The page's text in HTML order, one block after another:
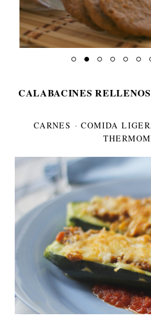
CALABACINES
CARNES ·COMIDA